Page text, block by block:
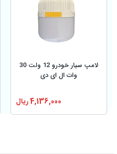
لامپ سیار خودرو 12 ولت 30
وات ال ای دی
4,136,000ریال